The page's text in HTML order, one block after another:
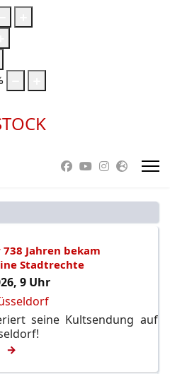
Jahren bekam
Stadtrechte
9 Uhr
seine Kultsendung auf